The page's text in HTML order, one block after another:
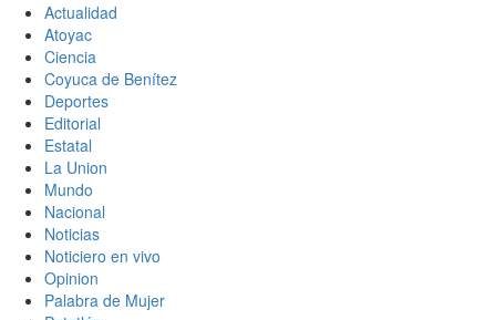
Actualidad
Atoyac
Ciencia
Coyuca de Benítez
Deportes
Editorial
Estatal
La Union
Mundo
Nacional
Noticias
Noticiero en vivo
Opinion
Palabra de Mujer